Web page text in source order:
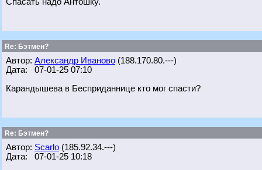
Re: Бэтмен?
Автор: Александр Иваново (188.170.80.---)
Дата: 07-01-25 07:10
Карандышева в Бесприданнице кто мог спасти?
Re: Бэтмен?
Автор: Scarlo (185.92.34.---)
Дата: 07-01-25 10:18